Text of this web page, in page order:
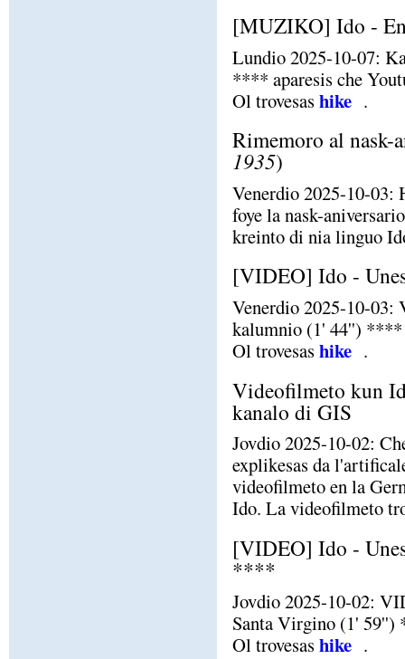
[MUZIKO] Ido -
Lundio 2025-10-07:
**** aparesis che
Ol trovesashike .
Rimemoro al
1935)
Venerdio 2025-10-03:
foye la nask-
kreinto di nia linguo
[VIDEO] Ido -
Venerdio 2025-10-
kalumnio (1' 44'') ****
Ol trovesashike .
Videofilmeto kun
kanalo di GIS
Jovdio 2025-10-02:
explikesas da
videofilmeto en la
Ido. La videofilmeto
[VIDEO] Ido -
****
Jovdio 2025-10-02:
Santa Virgino (1' 59'')
Ol trovesashike .